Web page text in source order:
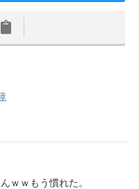
ｗｗもう慣れた。